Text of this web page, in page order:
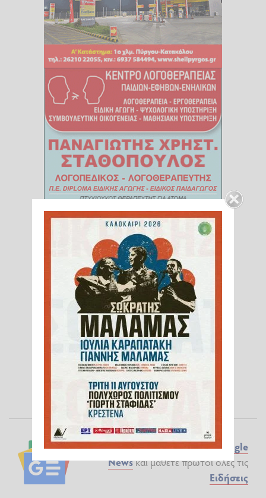
Ακολουθήστε το ilialive.gr στοGoogle
Newsκαι μάθετε πρώτοι όλες τις
Ειδήσεις